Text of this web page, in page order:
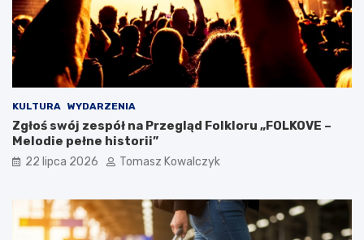
KULTURA WYDARZENIA
Zgłoś swój zespół na Przegląd Folkloru „FOLKOVE –
Melodie pełne historii”
22 lipca 2026 Tomasz Kowalczyk